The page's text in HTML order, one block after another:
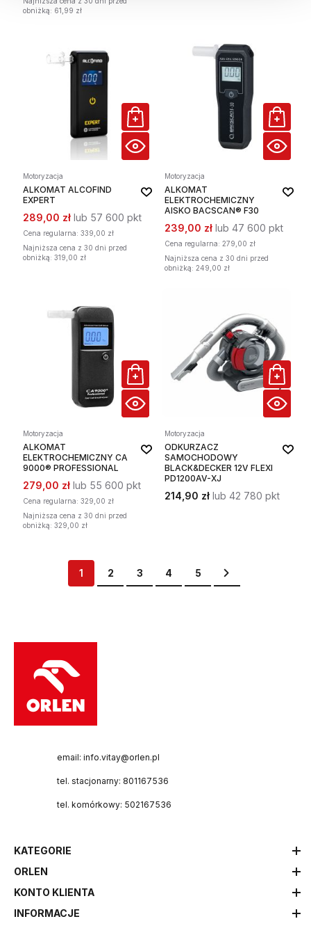
obniżką: 61,99 zł
Motoryzacja
ALKOMAT ALCOFIND
EXPERT
289,00 zł lub 57 600 pkt
Cena regularna: 339,00 zł
Najniższa cena z 30 dni przed
obniżką: 319,00 zł
Motoryzacja
ALKOMAT
ELEKTROCHEMICZNY
AISKO BACSCAN® F30
239,00 zł lub 47 600 pkt
Cena regularna: 279,00 zł
Najniższa cena z 30 dni przed
obniżką: 249,00 zł
Motoryzacja
ALKOMAT
ELEKTROCHEMICZNY CA
9000® PROFESSIONAL
279,00 zł lub 55 600 pkt
Cena regularna: 329,00 zł
Najniższa cena z 30 dni przed
obniżką: 329,00 zł
Motoryzacja
ODKURZACZ
SAMOCHODOWY
BLACK&DECKER 12V FLEXI
PD1200AV-XJ
214,90 zł lub 42 780 pkt
Strona
Aktualnie czytasz stronę
1 Strona
2 Strona
3 Strona
4 Strona
5 Strona
Przejdź dalej
email: info.vitay@orlen.pl
tel. stacjonarny: 801167536
tel. komórkowy: 502167536
KATEGORIE
ORLEN
KONTO KLIENTA
INFORMACJE